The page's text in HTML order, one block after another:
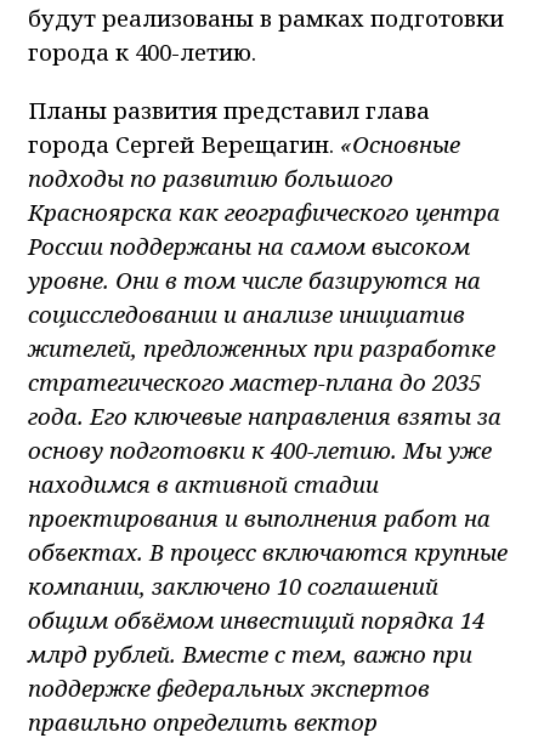
будут реализованы в рамках подготовки
города к 400-летию.
Планы развития представил глава
города Сергей Верещагин. «Основные
подходы по развитию большого
Красноярска как географического центра
России поддержаны на самом высоком
уровне. Они в том числе базируются на
социсследовании и анализе инициатив
жителей, предложенных при разработке
стратегического мастер-плана до 2035
года. Его ключевые направления взяты за
основу подготовки к 400-летию. Мы уже
находимся в активной стадии
проектирования и выполнения работ на
объектах. В процесс включаются крупные
компании, заключено 10 соглашений
общим объёмом инвестиций порядка 14
млрд рублей. Вместе с тем, важно при
поддержке федеральных экспертов
правильно определить вектор